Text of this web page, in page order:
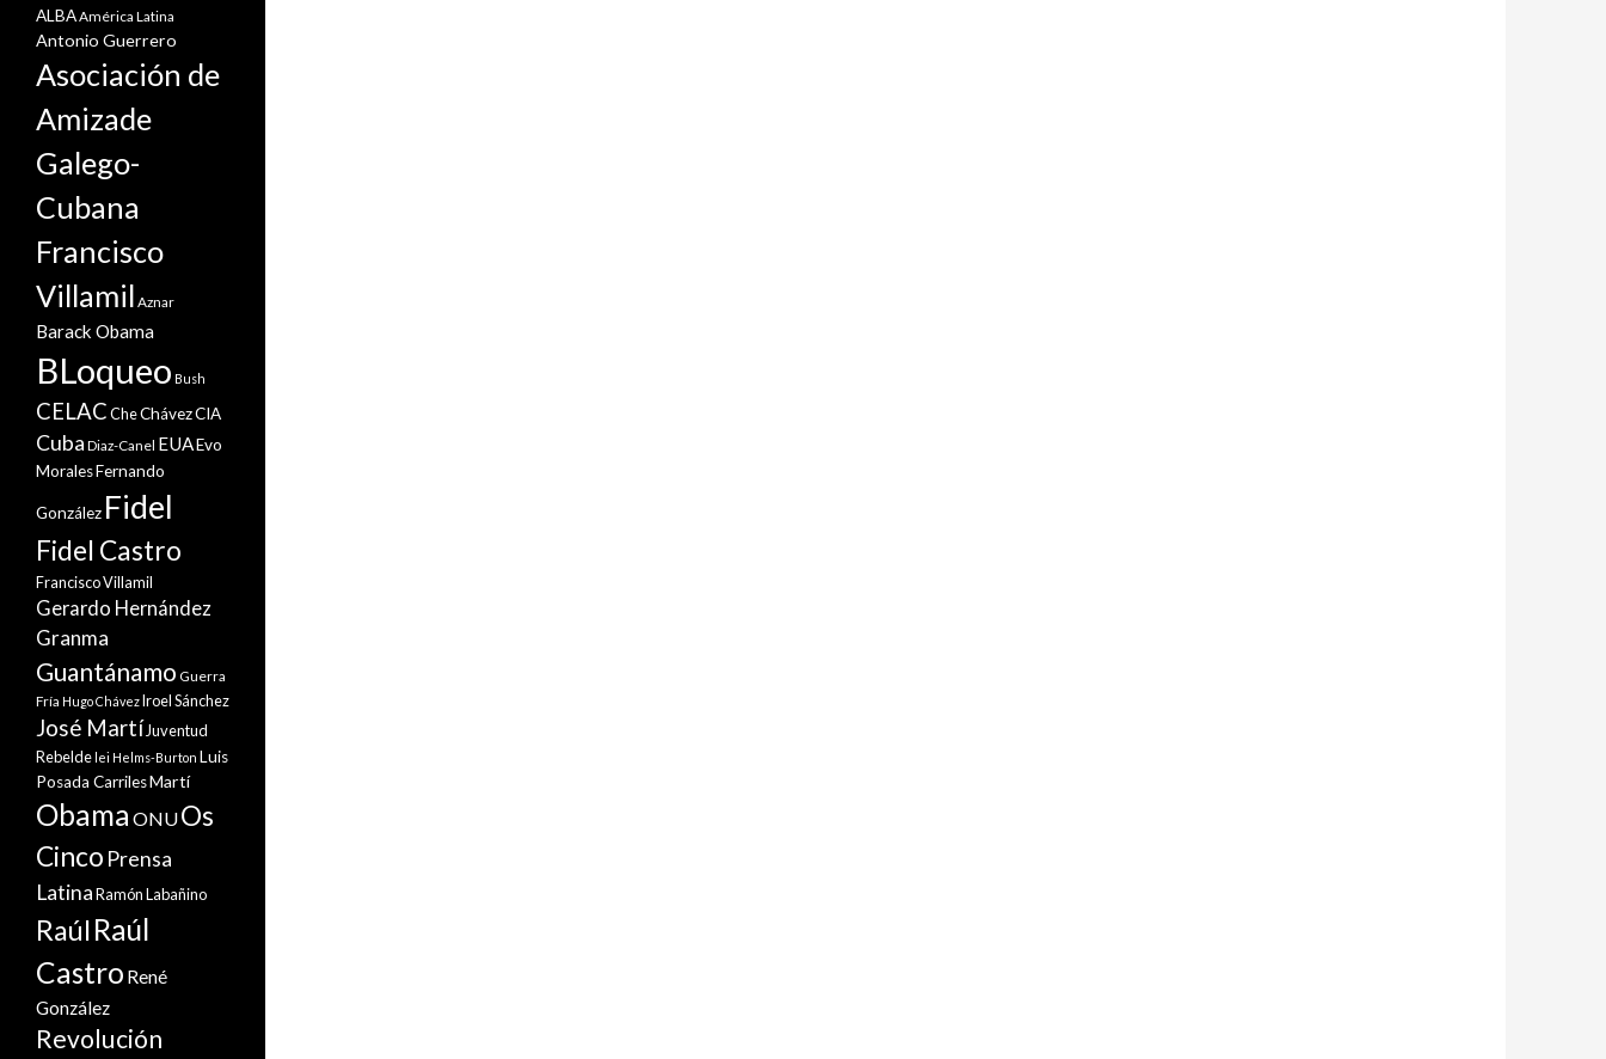
ALBAAmérica Latina
Antonio Guerrero
Asociación de
Amizade
Galego-
Cubana
Francisco
Villamil Aznar
Barack Obama
BLoqueo Bush
CELACCheChávezCIA
Cuba Diaz-Canel EUAEvo
MoralesFernando
González Fidel
Fidel Castro
Francisco Villamil
Gerardo Hernández
Granma
Guantánamo Guerra
Fría Hugo ChávezIroel Sánchez
José Martí Juventud
Rebelde lei Helms-Burton Luis
Posada CarrilesMartí
Obama ONUOs
Cinco Prensa
LatinaRamón Labañino
RaúlRaúl
Castro René
González
Revolución